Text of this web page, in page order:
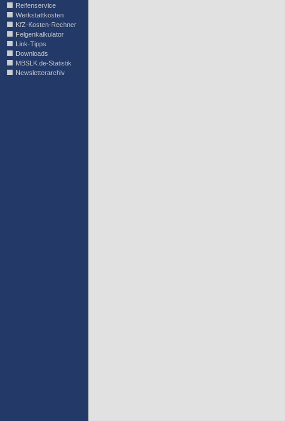
Reifenservice
Werkstattkosten
KfZ-Kosten-Rechner
Felgenkalkulator
Link-Tipps
Downloads
MBSLK.de-Statistik
Newsletterarchiv